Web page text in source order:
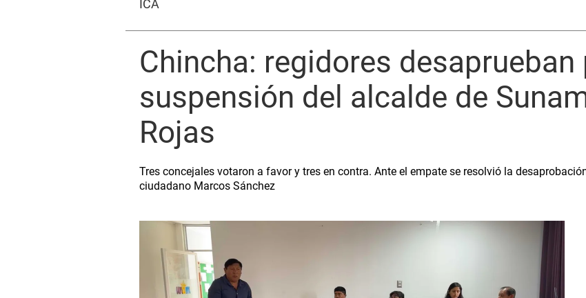
ICA
Chincha: regidores desaprueban
suspensión del alcalde de
Rojas
Tres concejales votaron a favor y tres en contra. Ante el empate se resolvió la
ciudadano Marcos Sánchez